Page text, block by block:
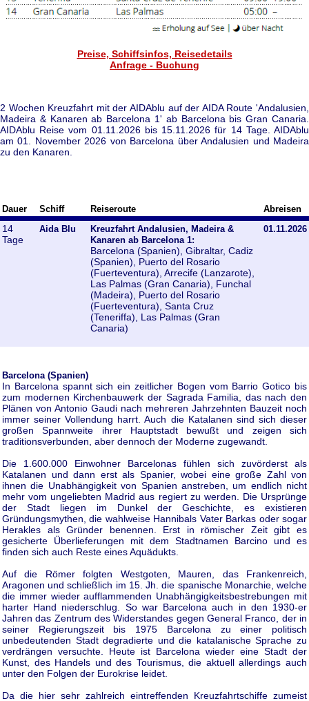
Preise, Schiffsinfos, Reisedetails
Anfrage - Buchung
2 Wochen Kreuzfahrt mit der AIDAblu auf der AIDA Route 'Andalusien,
Madeira & Kanaren ab Barcelona 1' ab Barcelona bis Gran Canaria.
AIDAblu Reise vom 01.11.2026 bis 15.11.2026 für 14 Tage. AIDAblu
am 01. November 2026 von Barcelona über Andalusien und Madeira
zu den Kanaren.
Dauer Schiff Reiseroute Abreisen
14
Tage
Aida Blu
Kreuzfahrt Andalusien, Madeira &
Kanaren ab Barcelona 1:
Barcelona (Spanien), Gibraltar, Cadiz
(Spanien), Puerto del Rosario
(Fuerteventura), Arrecife (Lanzarote),
Las Palmas (Gran Canaria), Funchal
(Madeira), Puerto del Rosario
(Fuerteventura), Santa Cruz
(Teneriffa), Las Palmas (Gran
Canaria)
01.11.2026
Barcelona (Spanien)
In Barcelona spannt sich ein zeitlicher Bogen vom Barrio Gotico bis
zum modernen Kirchenbauwerk der Sagrada Familia, das nach den
Plänen von Antonio Gaudi nach mehreren Jahrzehnten Bauzeit noch
immer seiner Vollendung harrt. Auch die Katalanen sind sich dieser
großen Spannweite ihrer Hauptstadt bewußt und zeigen sich
traditionsverbunden, aber dennoch der Moderne zugewandt.
Die 1.600.000 Einwohner Barcelonas fühlen sich zuvörderst als
Katalanen und dann erst als Spanier, wobei eine große Zahl von
ihnen die Unabhängigkeit von Spanien anstreben, um endlich nicht
mehr vom ungeliebten Madrid aus regiert zu werden. Die Ursprünge
der Stadt liegen im Dunkel der Geschichte, es existieren
Gründungsmythen, die wahlweise Hannibals Vater Barkas oder sogar
Herakles als Gründer benennen. Erst in römischer Zeit gibt es
gesicherte Überlieferungen mit dem Stadtnamen Barcino und es
finden sich auch Reste eines Aquädukts.
Auf die Römer folgten Westgoten, Mauren, das Frankenreich,
Aragonen und schließlich im 15. Jh. die spanische Monarchie, welche
die immer wieder aufflammenden Unabhängigkeitsbestrebungen mit
harter Hand niederschlug. So war Barcelona auch in den 1930-er
Jahren das Zentrum des Widerstandes gegen General Franco, der in
seiner Regierungszeit bis 1975 Barcelona zu einer politisch
unbedeutenden Stadt degradierte und die katalanische Sprache zu
verdrängen versuchte. Heute ist Barcelona wieder eine Stadt der
Kunst, des Handels und des Tourismus, die aktuell allerdings auch
unter den Folgen der Eurokrise leidet.
Da die hier sehr zahlreich eintreffenden Kreuzfahrtschiffe zumeist